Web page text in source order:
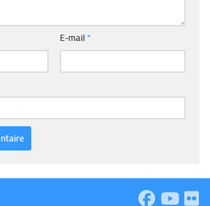
E-mail *